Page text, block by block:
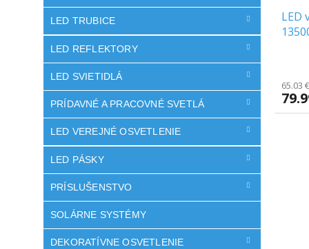
LED TRUBICE
LED REFLEKTORY
LED SVIETIDLÁ
PRÍDAVNÉ A PRACOVNÉ SVETLÁ
LED VEREJNÉ OSVETLENIE
LED PÁSKY
PRÍSLUŠENSTVO
SOLÁRNE SYSTÉMY
DEKORATÍVNE OSVETLENIE
LED
65.03